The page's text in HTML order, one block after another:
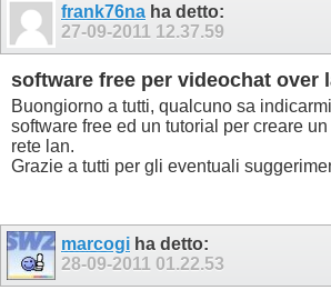
frank76na ha detto:
27-09-2011 12.37.59
software free per videochat over
Buongiorno a tutti, qualcuno sa
software free ed un tutorial per creare
rete lan.
Grazie a tutti per gli eventuali
marcogi ha detto:
28-09-2011 01.22.53